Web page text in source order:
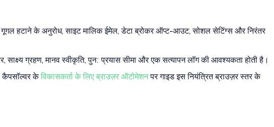
गूगल हटाने के अनुरोध, साइट मालिक ईमेल, डेटा ब्रोकर ऑप्ट-आउट, सोशल सेटिंग्स और निरंतर
ग्रहण, मानव स्वीकृति, पुन: प्रयास सीमा और एक सत्यापन लॉग की आवश्यकता होती है।
कैपसॉल्वर केविकासकर्ता के लिए ब्राउज़र ऑटोमेशनपर गाइड इस नियंत्रित ब्राउज़र स्तर के